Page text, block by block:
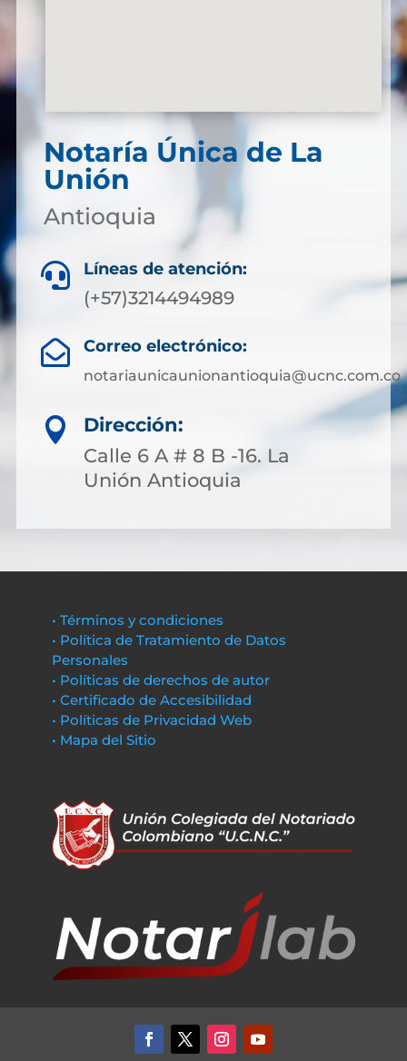
Notaría Única de La
Unión
Antioquia
 Líneas de atención:
(+57)3214494989
 Correo electrónico:
notariaunicaunionantioquia@ucnc.com.co

Dirección:
Calle 6 A # 8 B -16. La
Unión Antioquia
• Términos y condiciones
• Política de Tratamiento de Datos
Personales
• Políticas de derechos de autor
• Certificado de Accesibilidad
• Políticas de Privacidad Web
• Mapa del Sitio